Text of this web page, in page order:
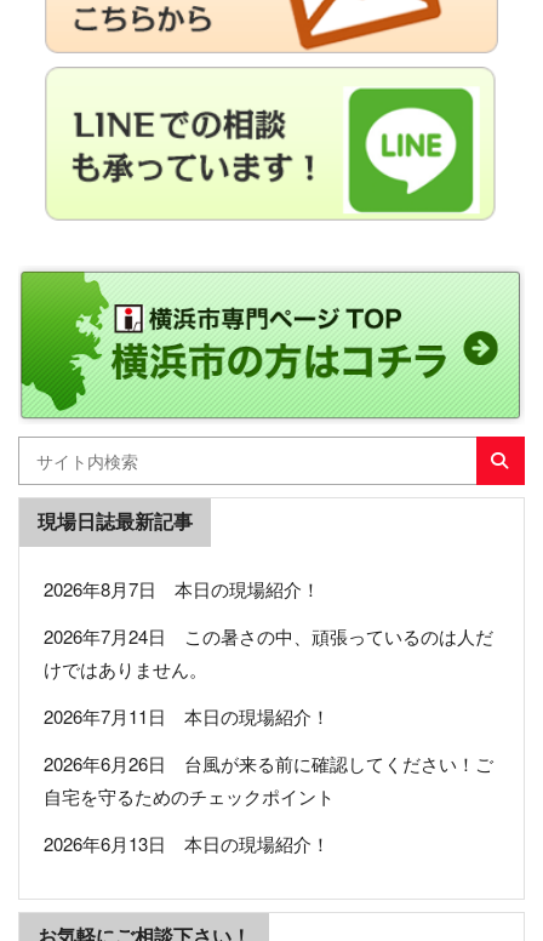
現場日誌最新記事
2026年8月7日 本日の現場紹介！
2026年7月24日 この暑さの中、頑張っているのは人だ
けではありません。
2026年7月11日 本日の現場紹介！
2026年6月26日 台風が来る前に確認してください！ご
自宅を守るためのチェックポイント
2026年6月13日 本日の現場紹介！
お気軽にご相談下さい！